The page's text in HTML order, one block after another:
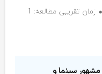
زمان تقریبی مطالعه: 1
مشهور سینما و